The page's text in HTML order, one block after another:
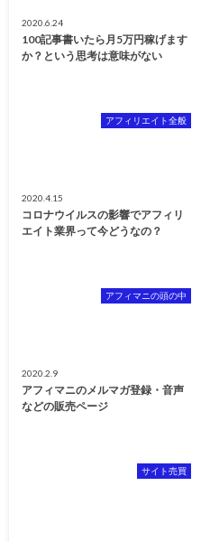
2020.6.24
100記事書いたら月5万円稼げます
か？という思考は意味がない
アフィリエイト全般
2020.4.15
コロナウイルスの影響でアフィリ
エイト業界って今どうなの？
アフィマニの頭の中
2020.2.9
アフィマニのメルマガ登録・音声
などの販売ページ
サイト売買